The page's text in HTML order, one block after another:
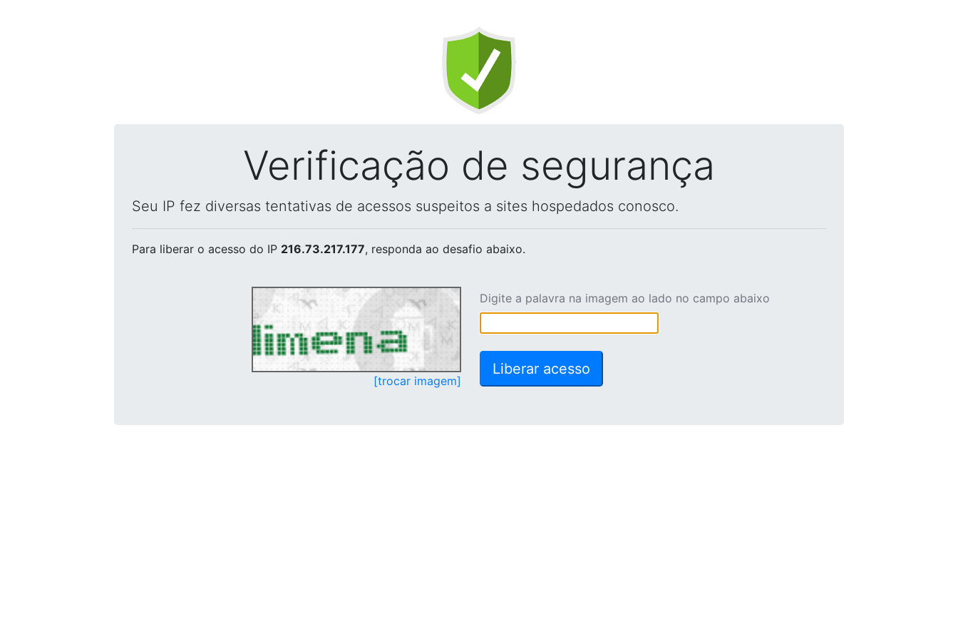
Verificação de segurança
Seu IP fez diversas tentativas de acessos suspeitos a sites hospedados conosco.
Para liberar o acesso do IP 216.73.217.177, responda ao desafio abaixo.
[trocar imagem]
Digite a palavra na imagem ao lado no campo abaixo